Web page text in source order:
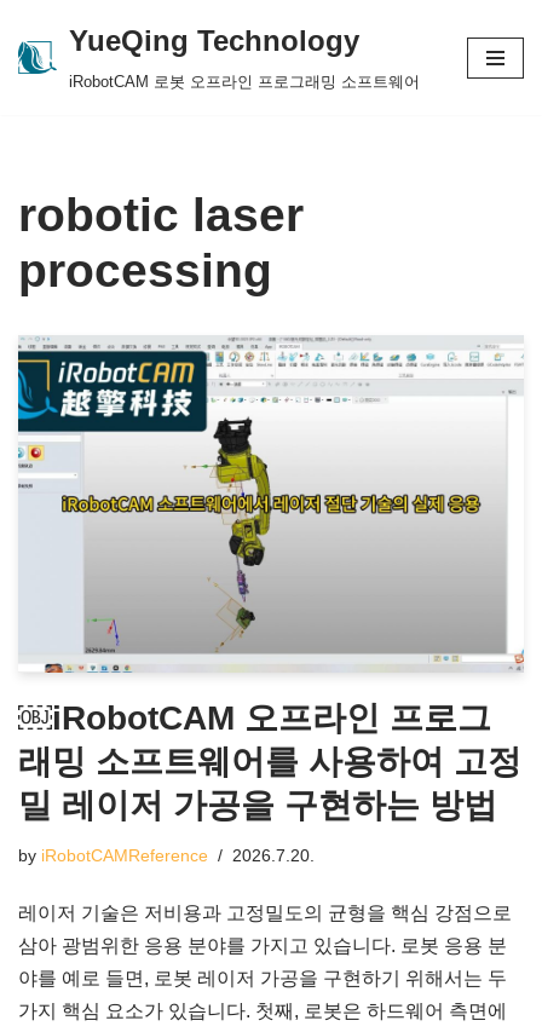
Skip
YueQing Technology
iRobotCAM 로봇 오프라인 프로그래밍 소프트웨어
robotic laser
processing
￼iRobotCAM 오프라인 프로그
래밍 소프트웨어를 사용하여 고정
밀 레이저 가공을 구현하는 방법
by iRobotCAMReference 2026.7.20.
레이저 기술은 저비용과 고정밀도의 균형을 핵심 강점으로
삼아 광범위한 응용 분야를 가지고 있습니다. 로봇 응용 분
야를 예로 들면, 로봇 레이저 가공을 구현하기 위해서는 두
가지 핵심 요소가 있습니다. 첫째, 로봇은 하드웨어 측면에